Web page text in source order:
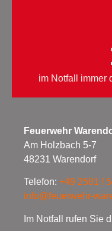
im Notfall immer
Feuerwehr
Am Holzbach 5-7
48231 Warendorf
Telefon: +49 2581 /
info@feuerwehr-
Im Notfall rufen Sie